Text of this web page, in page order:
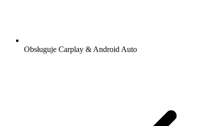
Obsługuje Carplay & Android Auto